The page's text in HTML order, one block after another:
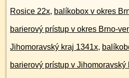
Rosice 22x, balíkobox v okres
barierový prístup v okres Brno-
Jihomoravský kraj 1341x,
barierový prístup v Jihomoravský